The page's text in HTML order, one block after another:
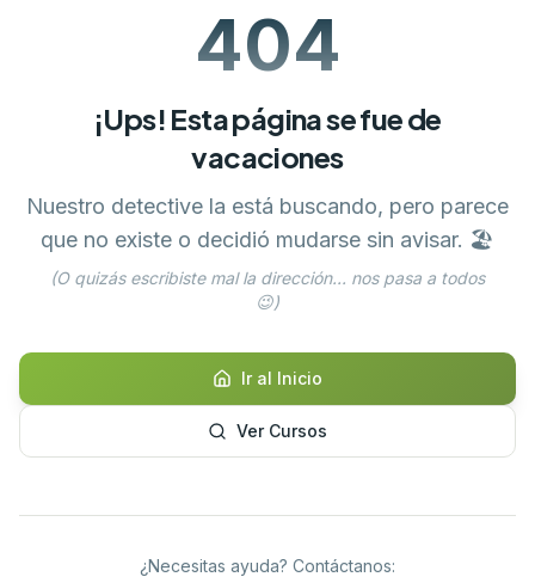
404
¡Ups! Esta página se fue de
vacaciones
Nuestro detective la está buscando, pero parece
que no existe o decidió mudarse sin avisar. 🏖️
(O quizás escribiste mal la dirección... nos pasa a todos
😉)
Ir al Inicio
Ver Cursos
¿Necesitas ayuda? Contáctanos: